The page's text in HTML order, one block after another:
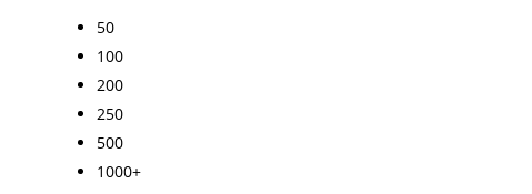
50
100
200
250
500
1000+